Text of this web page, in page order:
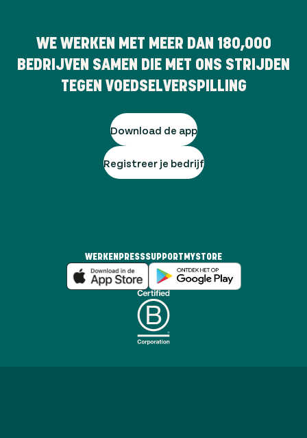
WE WERKEN MET MEER DAN 180,000
BEDRIJVEN SAMEN DIE MET ONS STRIJDEN
TEGEN VOEDSELVERSPILLING
Download de app
Registreer je bedrijf
WERKEN PRESSSUPPORT MYSTORE